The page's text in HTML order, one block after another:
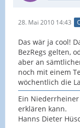
28. Mai 2010 14:43
Das wär ja cool!
BezRegs gelten,
aber an
noch mit einem
wöchentlich die
Ein
erklären kann.
Hanns Dieter